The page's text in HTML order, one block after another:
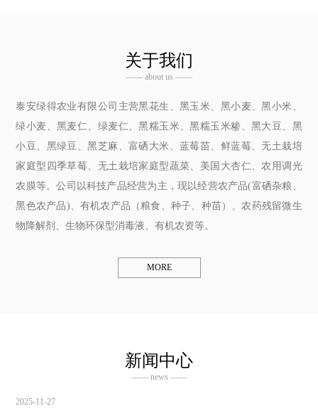
关于我们
—— about us ——
泰安绿得农业有限公司主营黑花生、黑玉米、黑小麦、黑小米、
绿小麦、黑麦仁、绿麦仁、黑糯玉米、黑糯玉米糁、黑大豆、黑
小豆、黑绿豆、黑芝麻、富硒大米、蓝莓苗、鲜蓝莓、无土栽培
家庭型四季草莓、无土栽培家庭型蔬菜、美国大杏仁、农用调光
农膜等。公司以科技产品经营为主，现以经营农产品(富硒杂粮、
黑色农产品)、有机农产品（粮食、种子、种苗）、农药残留微生
物降解剂、生物环保型消毒液、有机农资等。
MORE
新闻中心
—— news ——
2025-11-27